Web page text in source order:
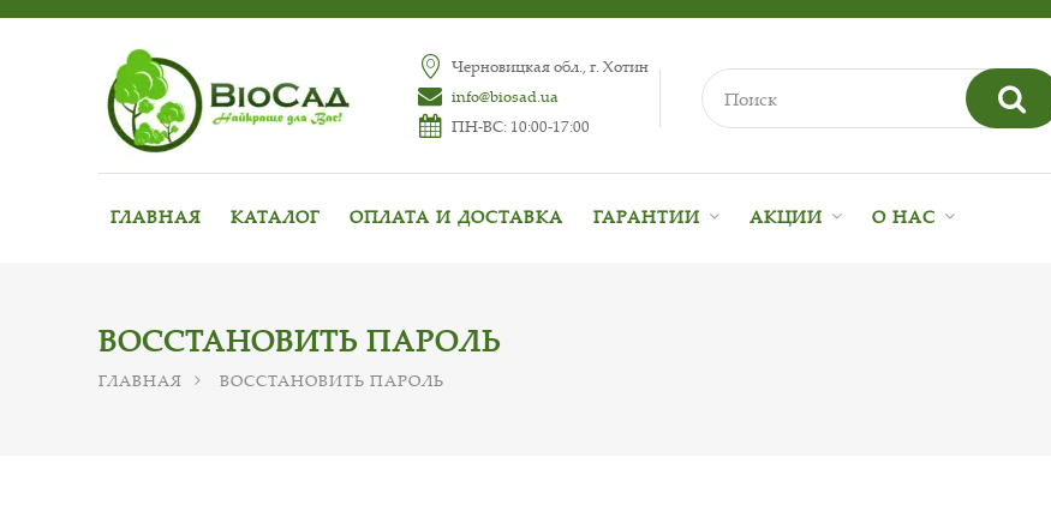
Черновицкая обл., г. Хотин
info@biosad.ua
ПН-ВС: 10:00-17:00
ГЛАВНАЯ КАТАЛОГ ОПЛАТА И ДОСТАВКА ГАРАНТИИ АКЦИИ О НАС
ВОССТАНОВИТЬ ПАРОЛЬ
ГЛАВНАЯ ВОССТАНОВИТЬ ПАРОЛЬ